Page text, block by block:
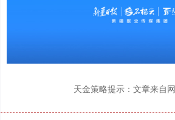
天金策略提示：文章来自